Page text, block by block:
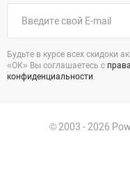
Будьте в курсе всех скидоки
«ОК» Вы соглашаетесь с
конфиденциальности.
© 2003 - 2026